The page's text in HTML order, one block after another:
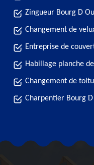
Zingueur Bourg D
Changement de
Entreprise de
Habillage planche
Changement de
Charpentier Bourg